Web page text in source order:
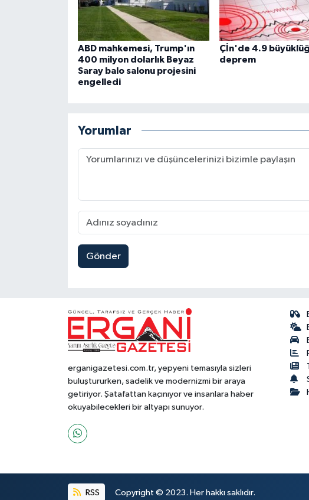
ABD mahkemesi, Trump'ın
400 milyon dolarlık Beyaz
Saray balo salonu projesini
engelledi
Çİn'de 4.9
deprem
Yorumlar
Gönder
erganigazetesi.com.tr, yepyeni temasıyla sizleri
buluştururken, sadelik ve modernizmi bir araya
getiriyor. Şatafattan kaçınıyor ve insanlara haber
okuyabilecekleri bir altyapı sunuyor.
RSS Copyright © 2023. Her hakkı saklıdır.